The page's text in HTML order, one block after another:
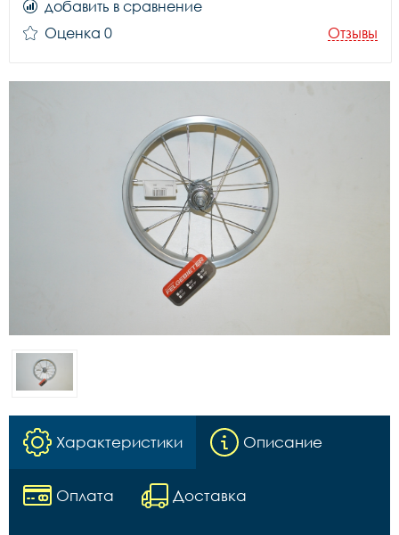
добавить в сравнение
Оценка 0
Отзывы
Характеристики Описание
Оплата Доставка